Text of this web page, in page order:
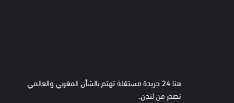
هنا 24 جريدة مستقلة تهتم بالشأن المغربي والعالمي
تصدر من لندن.